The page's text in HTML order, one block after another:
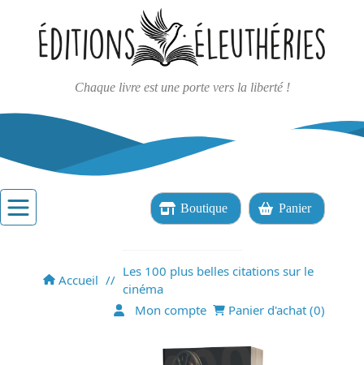
Chaque livre est une porte vers la liberté !
Boutique Panier
Accueil //
Les 100 plus belles citations sur le
cinéma
Mon compte
Panier d'achat (0)